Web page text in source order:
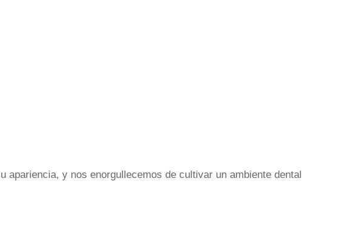
y nos enorgullecemos de cultivar un ambiente dental